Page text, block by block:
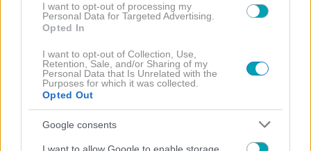
I want to opt-out of processing my
Personal Data for Targeted Advertising.
Opted In
I want to opt-out of Collection, Use,
Retention, Sale, and/or Sharing of my
Personal Data that Is Unrelated with the
Purposes for which it was collected.
Opted Out
Google consents
Συνολικά, τα λάθη αυτά δεν σημαίνουν απαραίτητα
το τέλος μιας σχέσης, αλλά αποτελούν
προειδοποιητικά σημάδια. Μεεπίγνωση
προσπάθειακαιδιάθεση για εξέλιξη
, κάθε ζευγάρι
μπορεί να ξεπεράσει τις δυσκολίες και να
δημιουργήσει μια πιο ουσιαστική και δυνατή
σύνδεση.